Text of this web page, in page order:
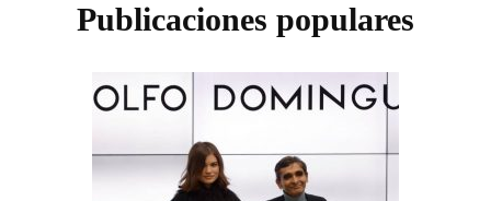
Publicaciones populares